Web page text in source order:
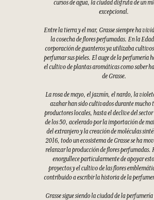
cursos de agua, la ciudad disfruta de un
excepcional.
Entre la tierra y el mar, Grasse siempre ha
la cosecha de flores perfumadas. En la
corporación de guanteros ya utilizaba
perfumar sus pieles. El auge de la perfumería
el cultivo de plantas aromáticas como saber
de Grasse.
La rosa de mayo, el jazmín, el nardo, la
azahar han sido cultivados durante mucho
productores locales, hasta el declive del
de los 50, acelerado por la importación de
del extranjero y la creación de moléculas
2016, todo un ecosistema de Grasse se ha
relanzar la producción de flores perfumadas.
enorgullece particularmente de apoyar
proyectos y el cultivo de las flores
contribuido a escribir la historia de la
Grasse sigue siendo la ciudad de la